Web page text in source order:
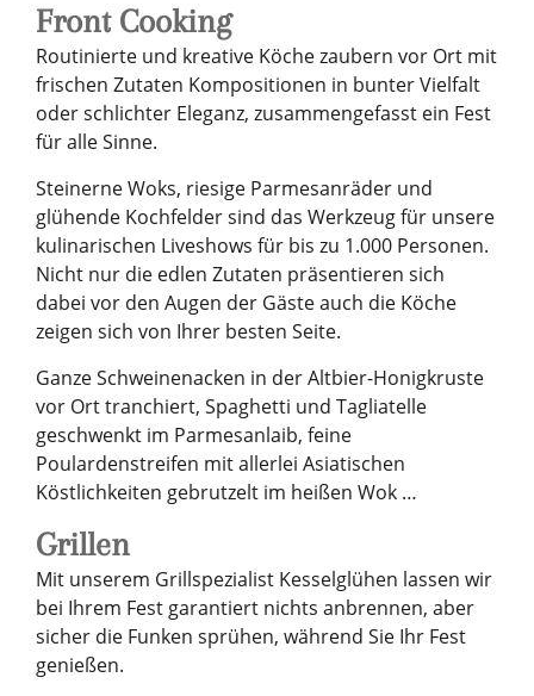
Front Cooking
Routinierte und kreative Köche zaubern vor Ort mit
frischen Zutaten Kompositionen in bunter Vielfalt
oder schlichter Eleganz, zusammengefasst ein Fest
für alle Sinne.
Steinerne Woks, riesige Parmesanräder und
glühende Kochfelder sind das Werkzeug für unsere
kulinarischen Liveshows für bis zu 1.000 Personen.
Nicht nur die edlen Zutaten präsentieren sich
dabei vor den Augen der Gäste auch die Köche
zeigen sich von Ihrer besten Seite.
Ganze Schweinenacken in der Altbier-Honigkruste
vor Ort tranchiert, Spaghetti und Tagliatelle
geschwenkt im Parmesanlaib, feine
Poulardenstreifen mit allerlei Asiatischen
Köstlichkeiten gebrutzelt im heißen Wok …
Grillen
Mit unserem Grillspezialist Kesselglühen lassen wir
bei Ihrem Fest garantiert nichts anbrennen, aber
sicher die Funken sprühen, während Sie Ihr Fest
genießen.